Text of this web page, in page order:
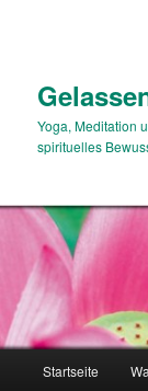
Yoga, Meditation
spirituelles
Startseite